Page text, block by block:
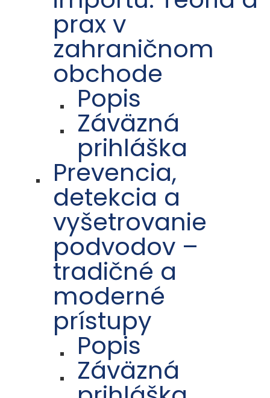
prax v
zahraničnom
obchode
Popis
Záväzná
prihláška
Prevencia,
detekcia a
vyšetrovanie
podvodov –
tradičné a
moderné
prístupy
Popis
Záväzná